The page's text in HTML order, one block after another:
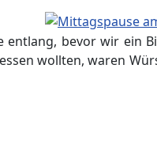
bevor wir ein
wollten, waren